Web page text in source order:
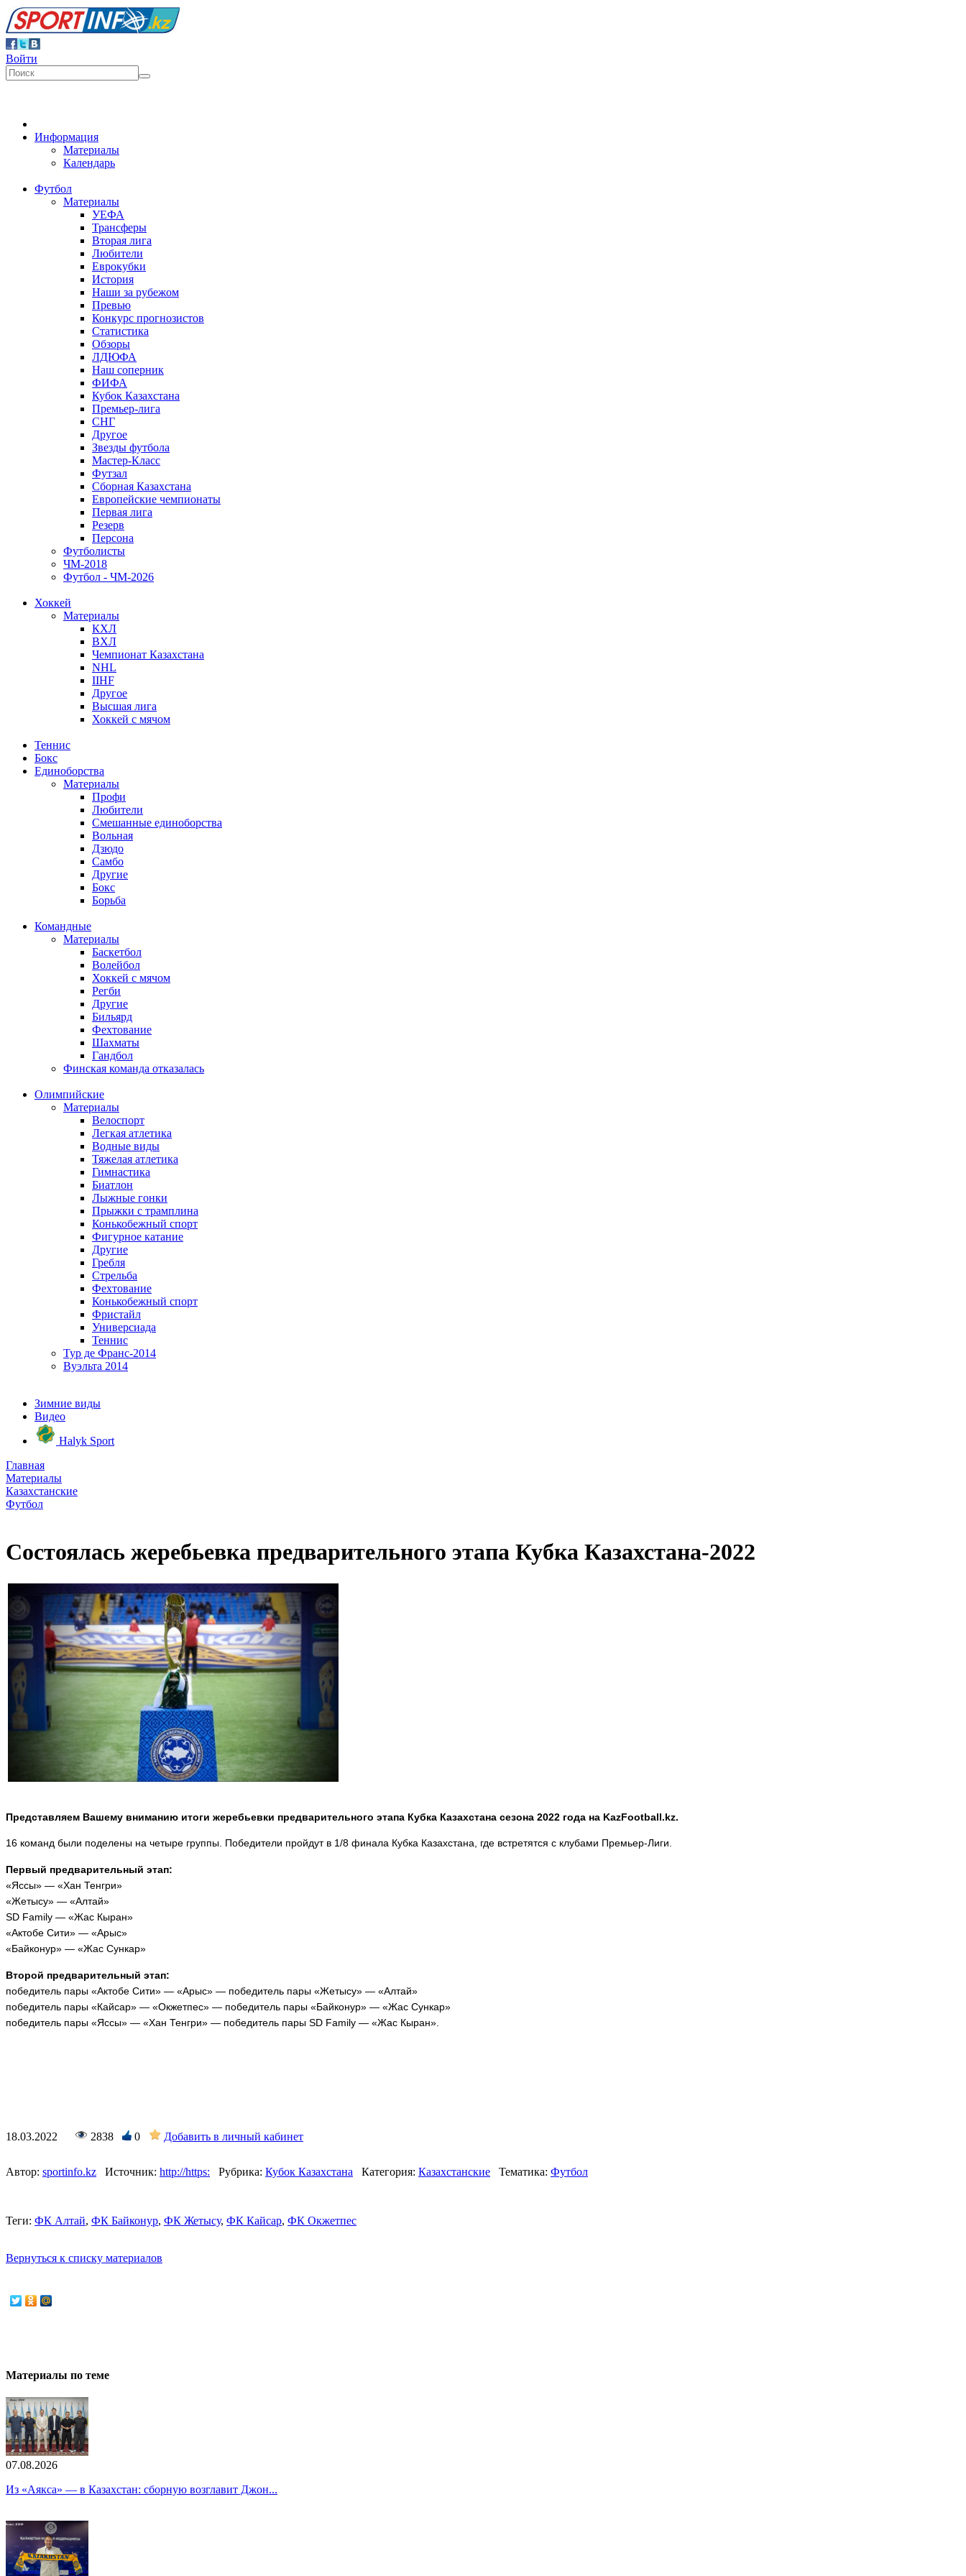
Войти
Информация
Материалы
Календарь
Футбол
Материалы
УЕФА
Трансферы
Вторая лига
Любители
Еврокубки
История
Наши за рубежом
Превью
Конкурс прогнозистов
Статистика
Обзоры
ЛДЮФА
Наш соперник
ФИФА
Кубок Казахстана
Премьер-лига
СНГ
Другое
Звезды футбола
Мастер-Класс
Футзал
Сборная Казахстана
Европейские чемпионаты
Первая лига
Резерв
Персона
Футболисты
ЧМ-2018
Футбол - ЧМ-2026
Хоккей
Материалы
КХЛ
ВХЛ
Чемпионат Казахстана
NHL
IIHF
Другое
Высшая лига
Хоккей с мячом
Теннис
Бокс
Единоборства
Материалы
Профи
Любители
Смешанные единоборства
Вольная
Дзюдо
Самбо
Другие
Бокс
Борьба
Командные
Материалы
Баскетбол
Волейбол
Хоккей с мячом
Регби
Другие
Бильярд
Фехтование
Шахматы
Гандбол
Финская команда отказалась
Олимпийские
Материалы
Велоспорт
Легкая атлетика
Водные виды
Тяжелая атлетика
Гимнастика
Биатлон
Лыжные гонки
Прыжки с трамплина
Конькобежный спорт
Фигурное катание
Другие
Гребля
Стрельба
Фехтование
Конькобежный спорт
Фристайл
Универсиада
Теннис
Тур де Франс-2014
Вуэльта 2014
Зимние виды
Видео
Halyk Sport
Главная
Материалы
Казахстанские
Футбол
Состоялась жеребьевка предварительного этапа Кубка Казахстана-2022
Представляем Вашему вниманию итоги жеребьевки предварительного этапа Кубка Казахстана сезона 2022 года на KazFootball.kz.
16 команд были поделены на четыре группы. Победители пройдут в 1/8 финала Кубка Казахстана, где встретятся с клубами Премьер-Лиги.
Первый предварительный этап:
«Яссы» — «Хан Тенгри»
«Жетысу» — «Алтай»
SD Family — «Жас Кыран»
«Актобе Сити» — «Арыс»
«Байконур» — «Жас Сункар»
Второй предварительный этап:
победитель пары «Актобе Сити» — «Арыс» — победитель пары «Жетысу» — «Алтай»
победитель пары «Кайсар» — «Окжетпес» — победитель пары «Байконур» — «Жас Сункар»
победитель пары «Яссы» — «Хан Тенгри» — победитель пары SD Family — «Жас Кыран».
18.03.2022 2838 0 Добавить в личный кабинет
Автор: sportinfo.kz Источник: http://https: Рубрика: Кубок Казахстана Категория: Казахстанские Тематика: Футбол
Теги: ФК Алтай, ФК Байконур, ФК Жетысу, ФК Кайсар, ФК Окжетпес
Вернуться к списку материалов
Материалы по теме
07.08.2026
Из «Аякса» — в Казахстан: сборную возглавит Джон...